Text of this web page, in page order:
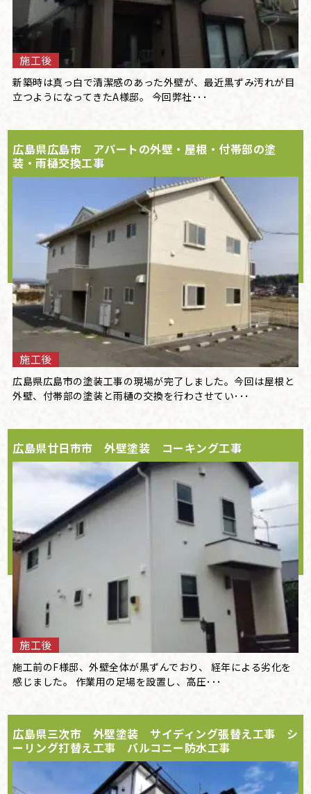
施工後
新築時は真っ白で清潔感のあった外壁が、最近黒ずみ汚れが目
立つようになってきたA様邸。 今回弊社･･･
広島県広島市 アパートの外壁・屋根・付帯部の塗
装・雨樋交換工事
施工後
広島県広島市の塗装工事の現場が完了しました。今回は屋根と
外壁、付帯部の塗装と雨樋の交換を行わさせてい･･･
広島県廿日市市 外壁塗装 コーキング工事
施工後
施工前のF様邸、外壁全体が黒ずんでおり、 経年による劣化を
感じました。 作業用の足場を設置し、高圧･･･
広島県三次市 外壁塗装 サイディング張替え工事 シ
ーリング打替え工事 バルコニー防水工事